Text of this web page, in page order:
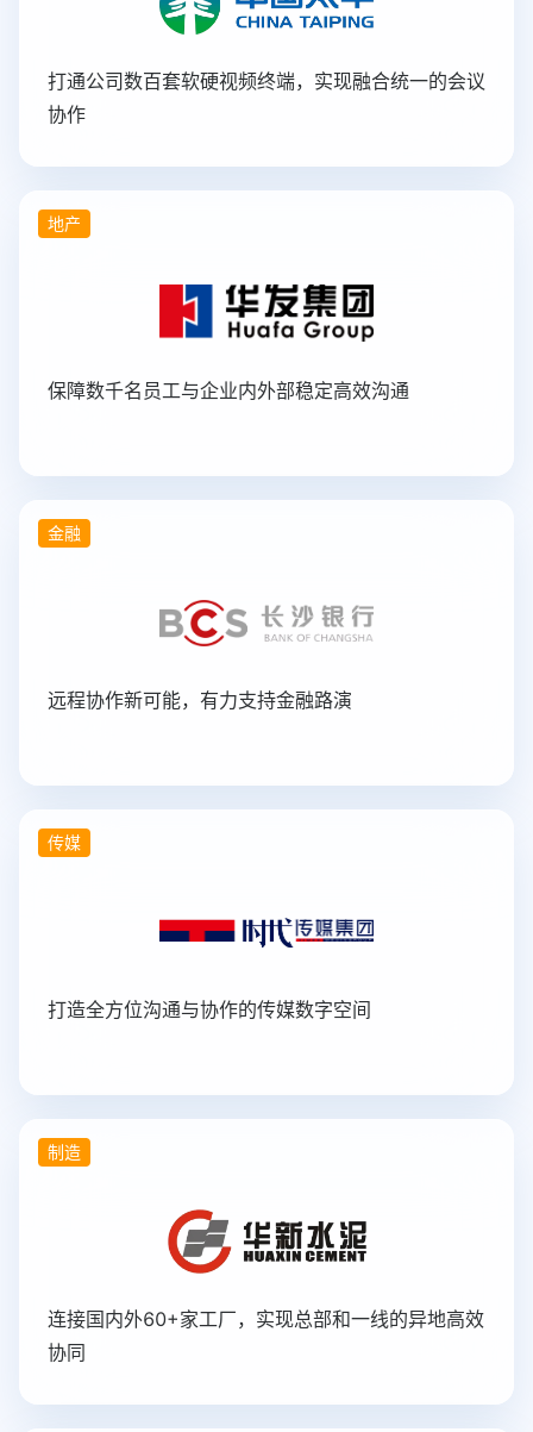
打通公司数百套软硬视频终端，实现融合统一的会议
协作
地产
保障数千名员工与企业内外部稳定高效沟通
金融
远程协作新可能，有力支持金融路演
传媒
打造全方位沟通与协作的传媒数字空间
制造
连接国内外60+家工厂，实现总部和一线的异地高效
协同